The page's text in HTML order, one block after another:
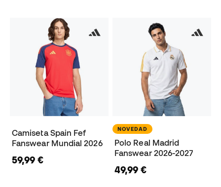
Camiseta Spain Fef
Fanswear Mundial 2026
59,99 €
NOVEDAD
Polo Real Madrid
Fanswear 2026-2027
49,99 €